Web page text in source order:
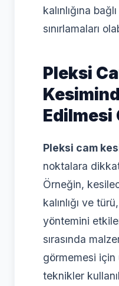
kalınlığına
sınırlamaları
Pleksi
Edilmesi
Pleksi cam
noktalara
Örneğin,
kalınlığı ve
yöntemini
sırasında
görmemesi
teknikler